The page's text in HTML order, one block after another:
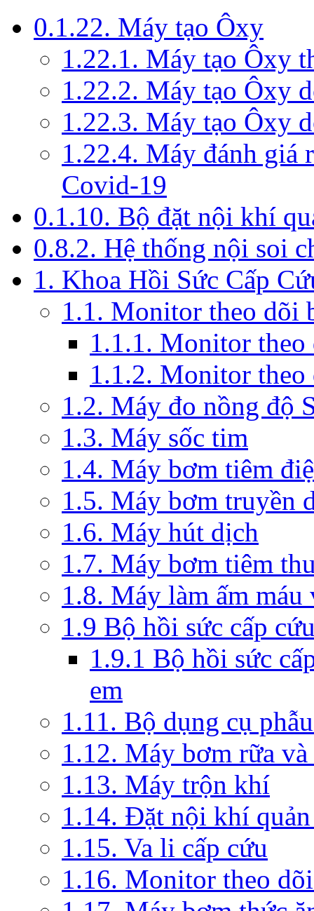
0.1.22. Máy tạo Ôxy
1.22.1. Máy tạo Ôxy
1.22.2. Máy tạo Ôxy
1.22.3. Máy tạo Ôxy
1.22.4. Máy đánh giá
Covid-19
0.1.10. Bộ đặt nội khí
0.8.2. Hệ thống nội soi
1. Khoa Hồi Sức Cấp
1.1. Monitor theo dõi
1.1.1. Monitor theo
1.1.2. Monitor
1.2. Máy đo nồng độ
1.3. Máy sốc tim
1.4. Máy bơm tiêm
1.5. Máy bơm truyền
1.6. Máy hút dịch
1.7. Máy bơm tiêm
1.8. Máy làm ấm
1.9 Bộ hồi sức cấp
1.9.1 Bộ hồi sức
em
1.11. Bộ dụng cụ
1.12. Máy bơm rữa
1.13. Máy trộn khí
1.14. Đặt nội khí
1.15. Va li cấp cứu
1.16. Monitor theo